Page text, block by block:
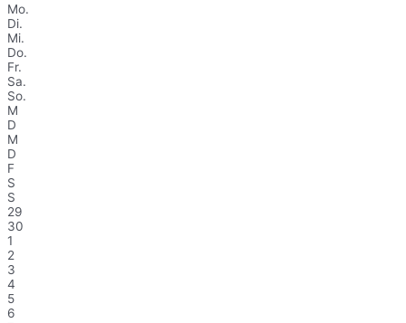
Mo.
Di.
Mi.
Do.
Fr.
Sa.
So.
M
D
M
D
F
S
S
29
30
1
2
3
4
5
6